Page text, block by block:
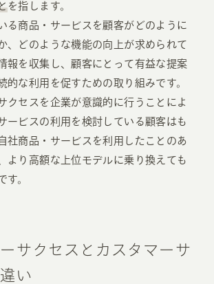
を指します。
る商品・サービスを顧客がどのように
、どのような機能の向上が求められて
報を収集し、顧客にとって有益な提案
的な利用を促すための取り組みです。
クセスを企業が意識的に行うことによ
ービスの利用を検討している顧客はも
社商品・サービスを利用したことのあ
より高額な上位モデルに乗り換えても
す。
サクセスとカスタマーサ
い